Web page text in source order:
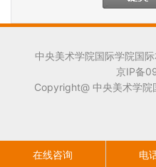
中央美术学院国际学院国
京IP备
Copyright@ 中央美术学
在线咨询 电